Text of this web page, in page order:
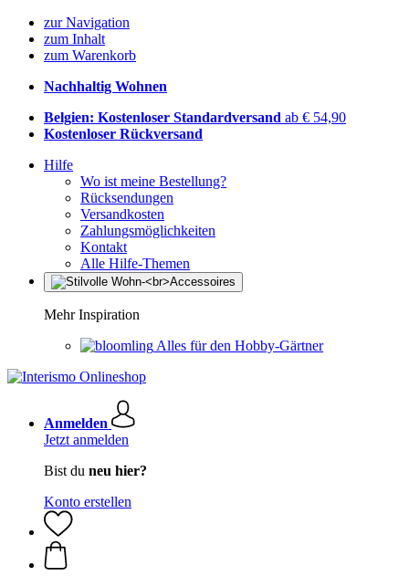
zur Navigation
zum Inhalt
zum Warenkorb
Nachhaltig Wohnen
Belgien: Kostenloser Standardversand ab € 54,90
Kostenloser Rückversand
Hilfe
Wo ist meine Bestellung?
Rücksendungen
Versandkosten
Zahlungsmöglichkeiten
Kontakt
Alle Hilfe-Themen
Mehr Inspiration
Alles für den Hobby-Gärtner
Anmelden
Jetzt anmelden
Bist du neu hier?
Konto erstellen